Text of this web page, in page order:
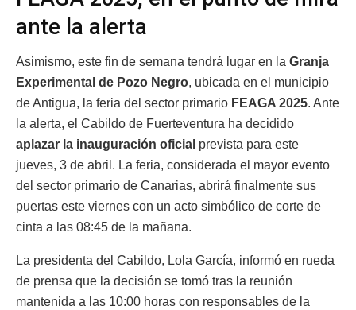
ante la alerta
Asimismo, este fin de semana tendrá lugar en la Granja
Experimental de Pozo Negro, ubicada en el municipio
de Antigua, la feria del sector primario FEAGA 2025. Ante
la alerta, el Cabildo de Fuerteventura ha decidido
aplazar la inauguración oficial prevista para este
jueves, 3 de abril. La feria, considerada el mayor evento
del sector primario de Canarias, abrirá finalmente sus
puertas este viernes con un acto simbólico de corte de
cinta a las 08:45 de la mañana.
La presidenta del Cabildo, Lola García, informó en rueda
de prensa que la decisión se tomó tras la reunión
mantenida a las 10:00 horas con responsables de la